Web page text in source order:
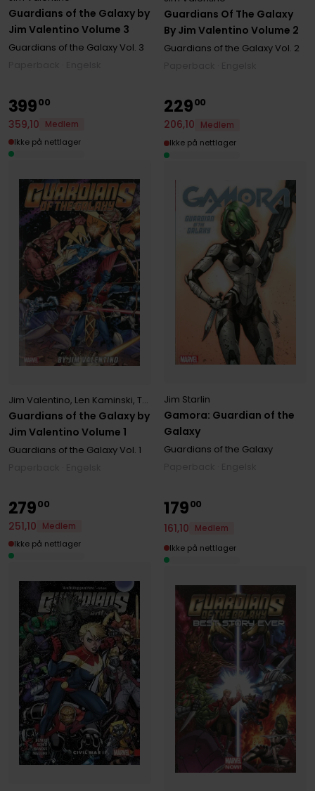
Guardians of the Galaxy by
Jim Valentino Volume 3
Guardians of the GalaxyVol. 3
Guardians Of The Galaxy
By Jim Valentino Volume 2
Guardians of the GalaxyVol. 2
Guardians of the Galaxy by
Jim Valentino Volume 1
Jim Valentino, Len Kaminski, Tom DeFalco
Guardians of the GalaxyVol. 1
39900
359,10
Medlem
Ikke på nettlager
Gamora: Guardian of the
Galaxy
Jim Starlin
Guardians of the Galaxy
22900
206,10
Medlem
Ikke på nettlager
27900
251,10
Medlem
Ikke på nettlager
17900
161,10
Medlem
Ikke på nettlager